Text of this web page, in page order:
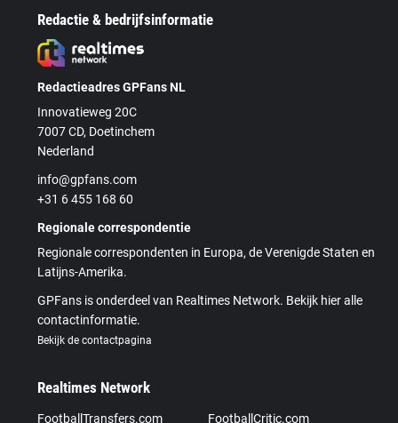
Redactie & bedrijfsinformatie
Redactieadres GPFans NL
Innovatieweg 20C
7007 CD, Doetinchem
Nederland
info@gpfans.com
+31 6 455 168 60
Regionale correspondentie
Regionale correspondenten in Europa, de Verenigde Staten en
Latijns-Amerika.
GPFans is onderdeel van Realtimes Network. Bekijk hier alle
contactinformatie.
Bekijk de contactpagina
Realtimes Network
FootballTransfers.com FootballCritic.com